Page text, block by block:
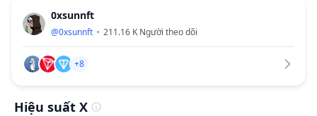
0xsunnft
@0xsunnft 211.16 K Người theo dõi
+8
Hiệu suất X